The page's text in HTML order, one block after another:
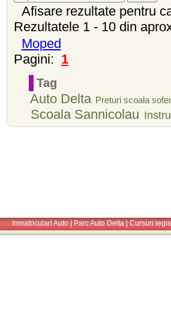
Afisare rezultate pentru
Rezultatele 1 - 10 din
Moped
Pagini: 1
Tag
Auto Delta Preturi scoala
Scoala Sannicolau
Inmatriculari Auto Parc Auto Delta Cursuri